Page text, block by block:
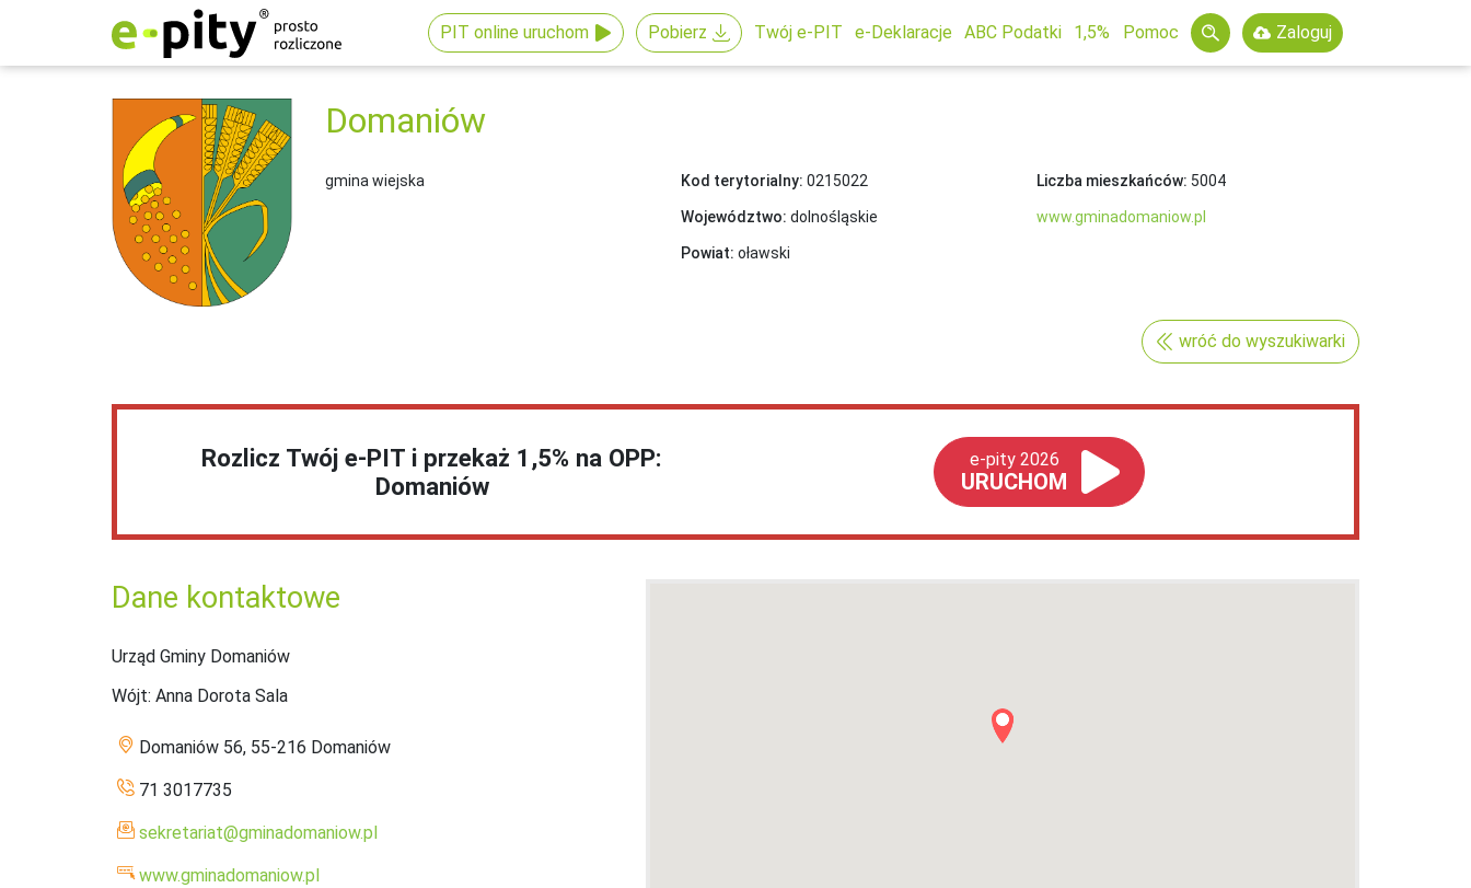
PIT online uruchom Pobierz Twój e-PIT e-Deklaracje ABC Podatki 1,5% Pomoc Zaloguj
Domaniów
gmina wiejska Kod terytorialny: 0215022
Województwo: dolnośląskie
Powiat: oławski
Liczba mieszkańców: 5004
www.gminadomaniow.pl
wróć do wyszukiwarki
Rozlicz Twój e-PIT i przekaż 1,5% na OPP:
Domaniów
e-pity 2026
URUCHOM
Dane kontaktowe
Urząd Gminy Domaniów
Wójt: Anna Dorota Sala
Domaniów 56, 55-216 Domaniów
71 3017735
sekretariat@gminadomaniow.pl
www.gminadomaniow.pl